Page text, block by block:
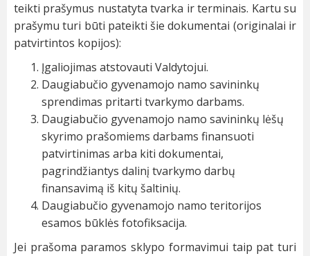
teikti prašymus nustatyta tvarka ir terminais. Kartu su
prašymu turi būti pateikti šie dokumentai (originalai ir
patvirtintos kopijos):
Įgaliojimas atstovauti Valdytojui.
Daugiabučio gyvenamojo namo savininkų
sprendimas pritarti tvarkymo darbams.
Daugiabučio gyvenamojo namo savininkų lėšų
skyrimo prašomiems darbams finansuoti
patvirtinimas arba kiti dokumentai,
pagrindžiantys dalinį tvarkymo darbų
finansavimą iš kitų šaltinių.
Daugiabučio gyvenamojo namo teritorijos
esamos būklės fotofiksacija.
Jei prašoma paramos sklypo formavimui taip pat turi